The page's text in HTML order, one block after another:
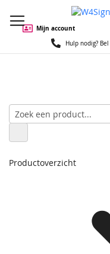
Mijn account
Hulp nodig? Bel
Productoverzicht